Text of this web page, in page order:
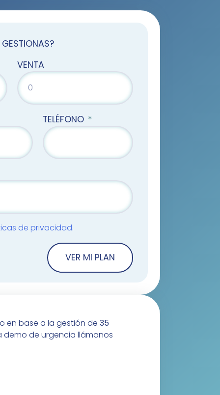
VENTA
TELÉFONO
de privacidad.
VER MI PLAN
en base a la gestión de35
demo de urgencia llámanos